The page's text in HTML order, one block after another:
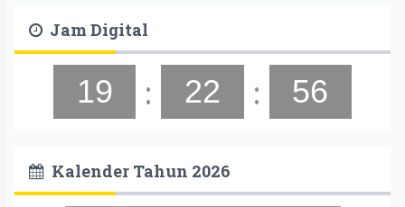
Jam Digital
19 : 22 : 57
Kalender Tahun 2026